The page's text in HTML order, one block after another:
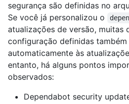
segurança são definidas no
Se você já personalizou o
atualizações de versão, muitas
configuração definidas
automaticamente às
entanto, há alguns pontos
observados:
Dependabot security